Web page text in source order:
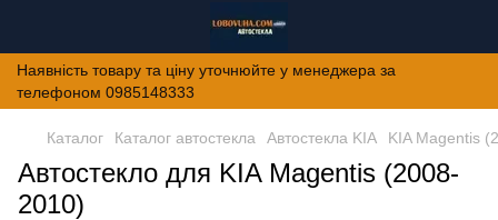
Наявність товару та ціну уточнюйте у менеджера за
телефоном 0985148333
Каталог Каталог автостекла Автостекла KIA KIA Magentis
Автостекло для KIA Magentis (2008-
2010)